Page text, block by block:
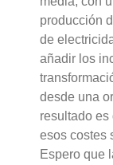
producción
de
añadir los
desde una
resultado es
esos costes
Espero que